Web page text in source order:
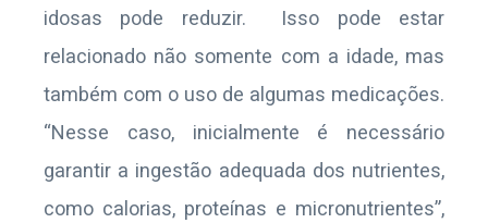
idosas pode reduzir. Isso pode estar
relacionado não somente com a idade, mas
também com o uso de algumas medicações.
“Nesse caso, inicialmente é necessário
garantir a ingestão adequada dos nutrientes,
como calorias, proteínas e micronutrientes”,